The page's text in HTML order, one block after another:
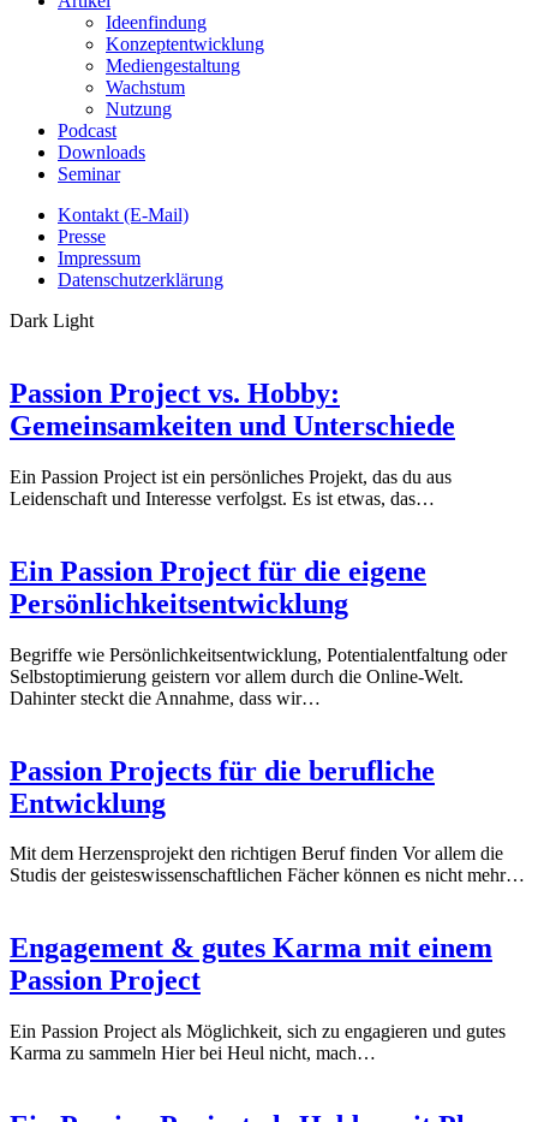
Ideenfindung
Konzeptentwicklung
Mediengestaltung
Wachstum
Nutzung
Podcast
Downloads
Seminar
Kontakt (E-Mail)
Presse
Impressum
Datenschutzerklärung
Dark Light
Passion Project vs. Hobby:
Gemeinsamkeiten und Unterschiede
Ein Passion Project ist ein persönliches Projekt, das du aus
Leidenschaft und Interesse verfolgst. Es ist etwas, das…
Ein Passion Project für die eigene
Persönlichkeitsentwicklung
Begriffe wie Persönlichkeitsentwicklung, Potentialentfaltung oder
Selbstoptimierung geistern vor allem durch die Online-Welt.
Dahinter steckt die Annahme, dass wir…
Passion Projects für die berufliche
Entwicklung
Mit dem Herzensprojekt den richtigen Beruf finden Vor allem die
Studis der geisteswissenschaftlichen Fächer können es nicht mehr…
Engagement & gutes Karma mit einem
Passion Project
Ein Passion Project als Möglichkeit, sich zu engagieren und gutes
Karma zu sammeln Hier bei Heul nicht, mach…